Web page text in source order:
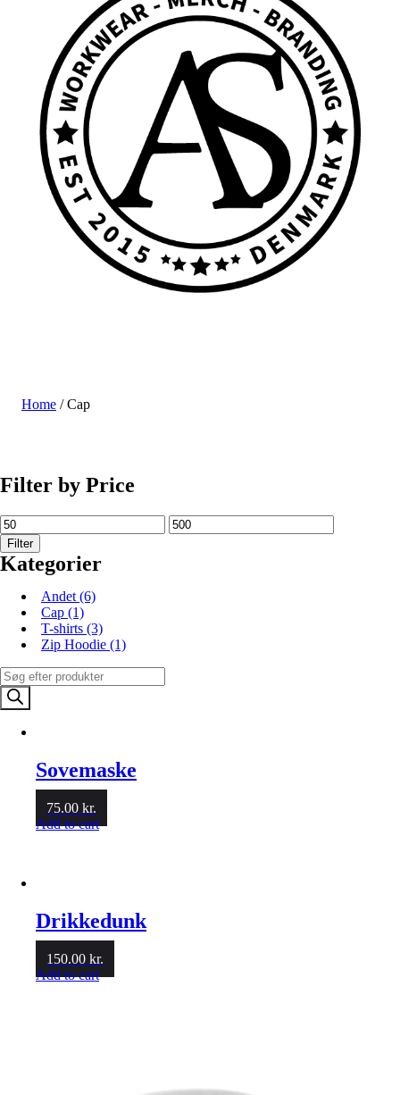
Home / Cap
Filter by Price
Filter
Kategorier
Andet (6)
Cap (1)
T-shirts (3)
Zip Hoodie (1)
Products
search
Sovemaske
75.00 kr.
Add to cart
Drikkedunk
150.00 kr.
Add to cart